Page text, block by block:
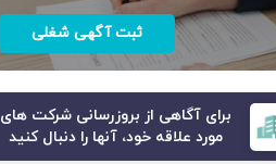
ثبت آگهی شغلی
برای آگاهی از بروزرسانی شرکت های
مورد علاقه خود، آنها را دنبال کنید